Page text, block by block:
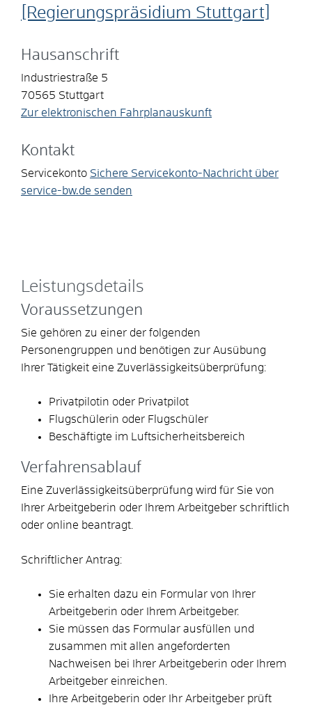
[Regierungspräsidium Stuttgart]
Hausanschrift
Industriestraße 5
70565 Stuttgart
Zur elektronischen Fahrplanauskunft
Kontakt
Servicekonto Sichere Servicekonto-Nachricht über
service-bw.de senden
Leistungsdetails
Voraussetzungen
Sie gehören zu einer der folgenden
Personengruppen und benötigen zur Ausübung
Ihrer Tätigkeit eine Zuverlässigkeitsüberprüfung:
Privatpilotin oder Privatpilot
Flugschülerin oder Flugschüler
Beschäftigte im Luftsicherheitsbereich
Verfahrensablauf
Eine Zuverlässigkeitsüberprüfung wird für Sie von
Ihrer Arbeitgeberin oder Ihrem Arbeitgeber schriftlich
oder online beantragt.
Schriftlicher Antrag:
Sie erhalten dazu ein Formular von Ihrer
Arbeitgeberin oder Ihrem Arbeitgeber.
Sie müssen das Formular ausfüllen und
zusammen mit allen angeforderten
Nachweisen bei Ihrer Arbeitgeberin oder Ihrem
Arbeitgeber einreichen.
Ihre Arbeitgeberin oder Ihr Arbeitgeber prüft